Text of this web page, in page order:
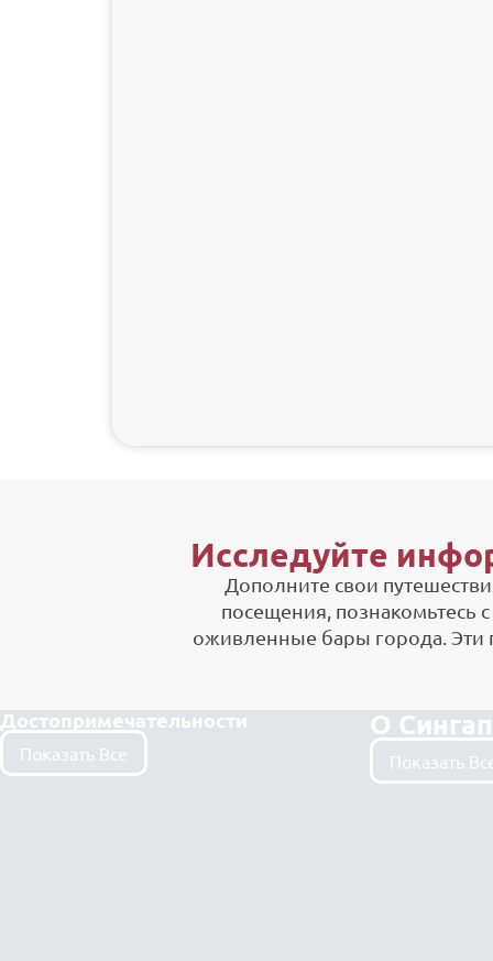
Исследуйте
Дополните свои
посещения, познакомьтесь
оживленные бары города. Эти
Достопримечательности
Показать Все
О
Показать